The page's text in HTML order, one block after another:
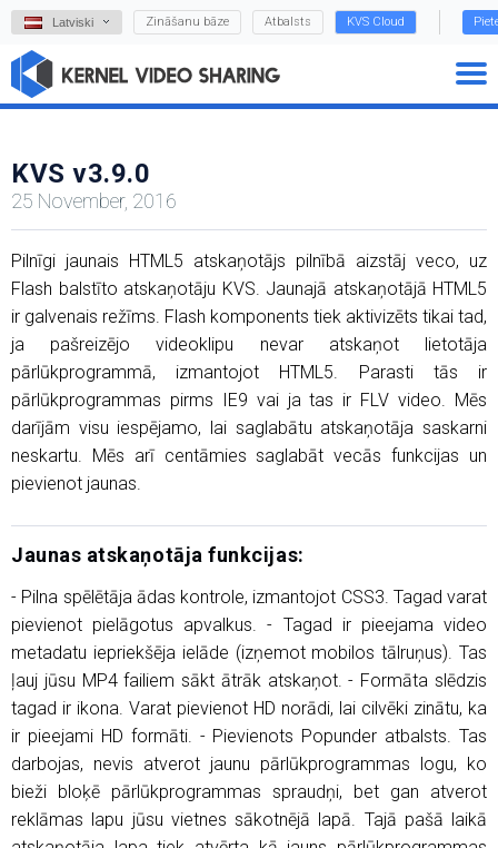
Latviski Zināšanu bāze Atbalsts KVS Cloud
KVS v3.9.0
25 November, 2016
Pilnīgi jaunais HTML5 atskaņotājs pilnībā aizstāj veco, uz
Flash balstīto atskaņotāju KVS. Jaunajā atskaņotājā HTML5
ir galvenais režīms. Flash komponents tiek aktivizēts tikai tad,
ja pašreizējo videoklipu nevar atskaņot lietotāja
pārlūkprogrammā, izmantojot HTML5. Parasti tās ir
pārlūkprogrammas pirms IE9 vai ja tas ir FLV video. Mēs
darījām visu iespējamo, lai saglabātu atskaņotāja saskarni
neskartu. Mēs arī centāmies saglabāt vecās funkcijas un
pievienot jaunas.
Jaunas atskaņotāja funkcijas:
- Pilna spēlētāja ādas kontrole, izmantojot CSS3. Tagad varat
pievienot pielāgotus apvalkus. - Tagad ir pieejama video
metadatu iepriekšēja ielāde (izņemot mobilos tālruņus). Tas
ļauj jūsu MP4 failiem sākt ātrāk atskaņot. - Formāta slēdzis
tagad ir ikona. Varat pievienot HD norādi, lai cilvēki zinātu, ka
ir pieejami HD formāti. - Pievienots Popunder atbalsts. Tas
darbojas, nevis atverot jaunu pārlūkprogrammas logu, ko
bieži bloķē pārlūkprogrammas spraudņi, bet gan atverot
reklāmas lapu jūsu vietnes sākotnējā lapā. Tajā pašā laikā